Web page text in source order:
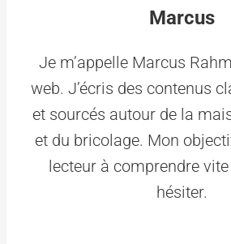
Marcus
Je m’appelle Marcus
web. J’écris des contenus
et sourcés autour de la
et du bricolage. Mon
lecteur à comprendre
hésiter.